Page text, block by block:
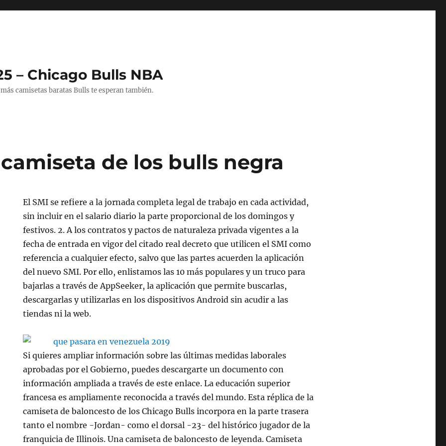
– Chicago Bulls NBA
camisetas baratas Bulls te esperan también.
de los bulls negra
El SMI se refiere a la jornada completa legal de trabajo en cada actividad,
sin incluir en el salario diario la parte proporcional de los domingos y
festivos. 2. A los contratos y pactos de naturaleza privada vigentes a la
fecha de entrada en vigor del citado real decreto que utilicen el SMI como
referencia a cualquier efecto, salvo que las partes acuerden la aplicación
del nuevo SMI. Por ello, enlistamos las 10 más populares y un truco para
bajarlas a través de AppSeeker, la aplicación que permite buscarlas,
descargarlas y utilizarlas en los dispositivos Android sin acudir a las
tiendas ni la web.
Si quieres ampliar información sobre las últimas medidas laborales
aprobadas por el Gobierno, puedes descargarte un documento con
información ampliada a través de este enlace. La educación superior
francesa es ampliamente reconocida a través del mundo. Esta réplica de la
camiseta de baloncesto de los Chicago Bulls incorpora en la parte trasera
tanto el nombre -Jordan- como el dorsal -23- del histórico jugador de la
franquicia de Illinois. Una camiseta de baloncesto de leyenda. Camiseta